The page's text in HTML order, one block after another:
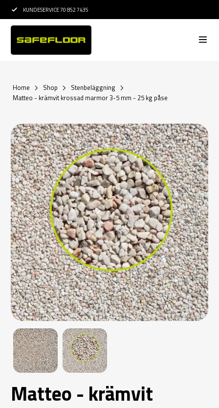
7435
Home Shop
Stenbeläggning
Matteo - krämvit krossad marmor 3-5 mm - 25 kg påse
Matteo - krämvit